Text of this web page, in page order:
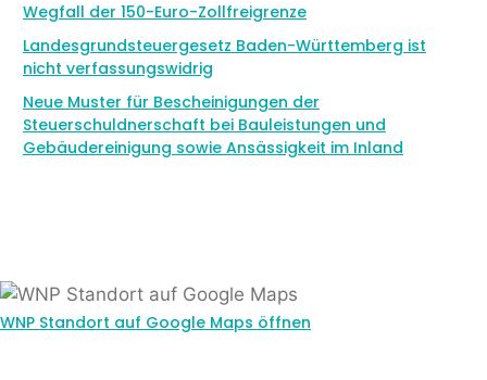
Wegfall der 150-Euro-Zollfreigrenze
Landesgrundsteuergesetz Baden-Württemberg ist
nicht verfassungswidrig
Neue Muster für Bescheinigungen der
Steuerschuldnerschaft bei Bauleistungen und
Gebäudereinigung sowie Ansässigkeit im Inland
WNP Standort auf Google Maps öffnen